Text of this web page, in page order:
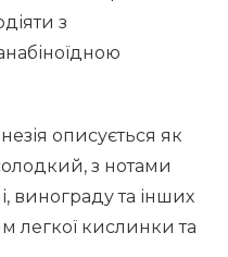
з
описується як
з нотами
винограду та інших
легкої кислинки та